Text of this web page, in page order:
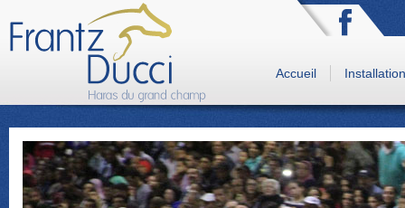
Accueil